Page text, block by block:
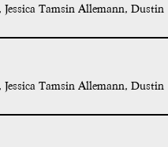
Jessica Tamsin Allemann, Dustin
Jessica Tamsin Allemann, Dustin